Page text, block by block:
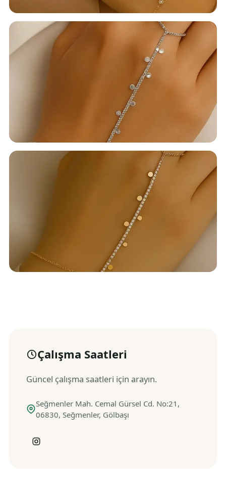
Çalışma Saatleri
Güncel çalışma saatleri için arayın.
Seğmenler Mah. Cemal Gürsel Cd. No:21,
06830, Seğmenler, Gölbaşı